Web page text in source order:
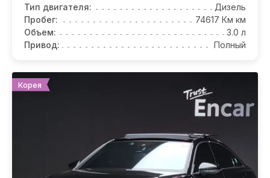
Тип двигателя:
Дизель
Пробег:
74617 Км км
Объем:
3.0 л
Привод:
Полный
Корея